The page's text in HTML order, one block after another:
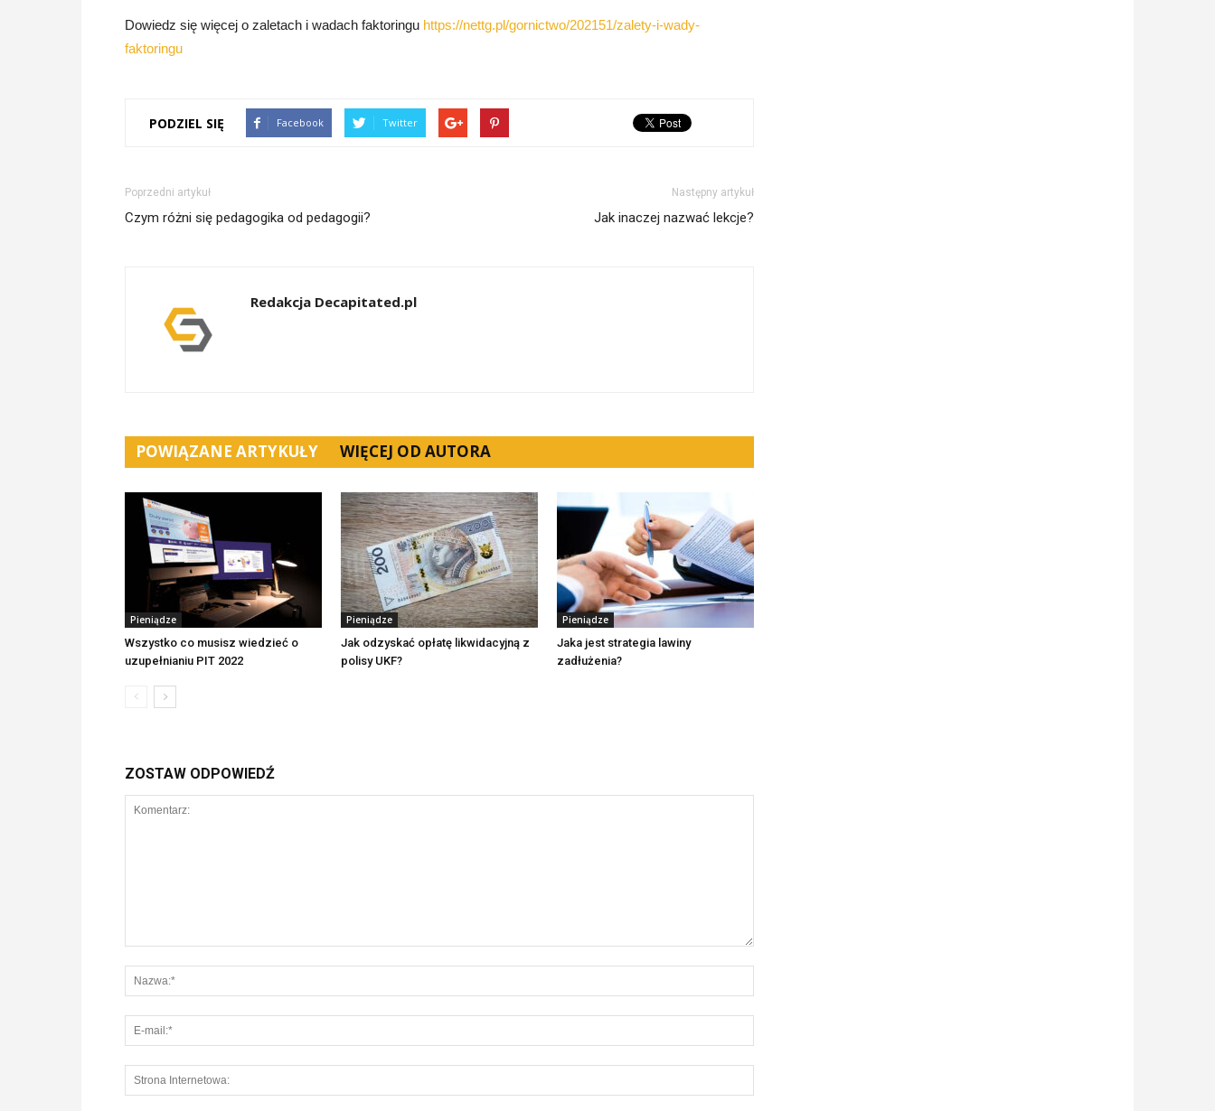
Dowiedz się więcej o zaletach i wadach faktoringu https://nettg.pl/gornictwo/202151/zalety-i-wady-
faktoringu
PODZIEL SIĘ Facebook Twitter
Poprzedni artykuł
Czym różni się pedagogika od pedagogii?
Następny artykuł
Jak inaczej nazwać lekcje?
Redakcja Decapitated.pl
POWIĄZANE ARTYKUŁY WIĘCEJ OD AUTORA
Pieniądze
Wszystko co musisz wiedzieć o
uzupełnianiu PIT 2022
Pieniądze
Jak odzyskać opłatę likwidacyjną z
polisy UKF?
Pieniądze
Jaka jest strategia lawiny
zadłużenia?
ZOSTAW ODPOWIEDŹ